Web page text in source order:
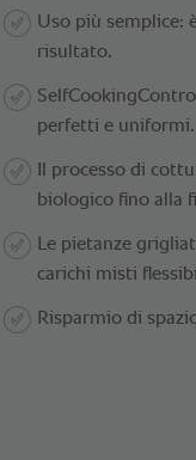
Uso più semplice:
risultato.
SelfCookingControl
perfetti e uniformi.
Il processo di
biologico fino alla
Le pietanze
carichi misti
Risparmio di